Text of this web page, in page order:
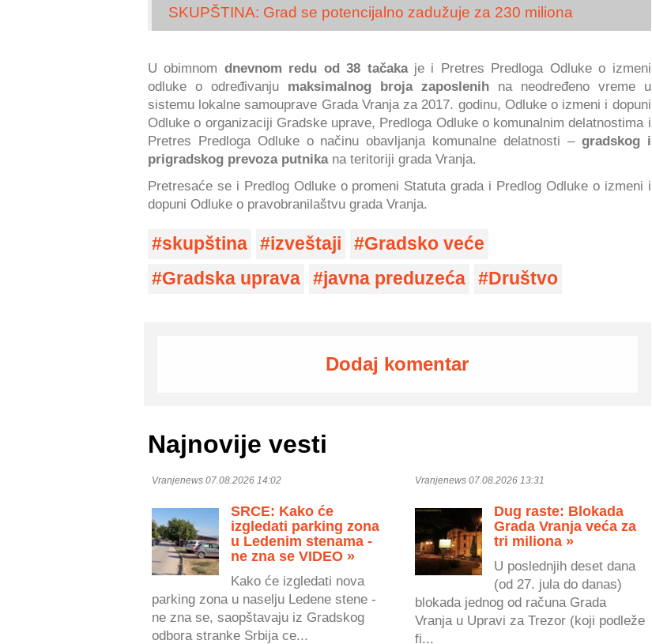
SKUPŠTINA: Grad se potencijalno zadužuje za 230 miliona
U obimnom dnevnom redu od 38 tačakaje i Pretres Predloga Odluke o izmeni
odluke o određivanju maksimalnog broja zaposlenihna neodređeno vreme u
sistemu lokalne samouprave Grada Vranja za 2017. godinu, Odluke o izmeni i dopuni
Odluke o organizaciji Gradske uprave, Predloga Odluke o komunalnim delatnostima i
Pretres Predloga Odluke o načinu obavljanja komunalne delatnosti – gradskog i
prigradskog prevoza putnikana teritoriji grada Vranja.
Pretresaće se i Predlog Odluke o promeni Statuta grada i Predlog Odluke o izmeni i
dopuni Odluke o pravobranilaštvu grada Vranja.
skupština izveštaji
Gradsko veće
Gradska uprava
javna preduzeća Društvo
Dodaj komentar
Najnovije vesti
Vranjenews 07.08.2026 14:02
SRCE: Kako će
izgledati parking zona
u Ledenim stenama -
ne zna se VIDEO »
Kako će izgledati nova
parking zona u naselju Ledene stene -
ne zna se, saopštavaju iz Gradskog
odbora stranke Srbija ce...
Vranjenews 07.08.2026 13:31
Dug raste: Blokada
Grada Vranja veća za
tri miliona »
U poslednjih deset dana
(od 27. jula do danas)
blokada jednog od računa Grada
Vranja u Upravi za Trezor (koji podleže
fi...